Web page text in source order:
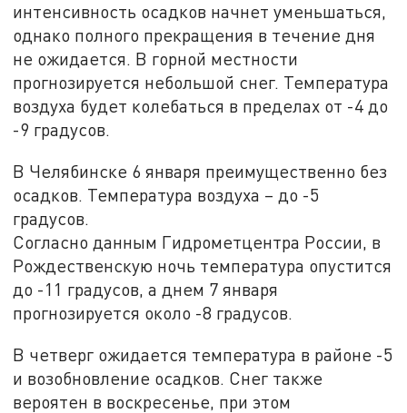
интенсивность осадков начнет уменьшаться,
однако полного прекращения в течение дня
не ожидается. В горной местности
прогнозируется небольшой снег. Температура
воздуха будет колебаться в пределах от -4 до
-9 градусов.
В Челябинске 6 января преимущественно без
осадков. Температура воздуха – до -5
градусов.
Согласно данным Гидрометцентра России, в
Рождественскую ночь температура опустится
до -11 градусов, а днем 7 января
прогнозируется около -8 градусов.
В четверг ожидается температура в районе -5
и возобновление осадков. Снег также
вероятен в воскресенье, при этом